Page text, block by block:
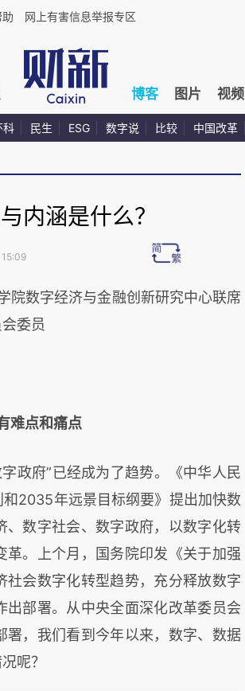
网上有害信息举报专区
博客 图片 视频
科 民生 ESG 数字说 比较 中国改革
内涵是什么？
院数字经济与金融创新研究中心联席
委员
难点和痛点
政府”已经成为了趋势。《中华人民
2035年远景目标纲要》提出加快数
数字社会、数字政府，以数字化转
。上个月，国务院印发《关于加强
会数字化转型趋势，充分释放数字
部署。从中央全面深化改革委员会
，我们看到今年以来，数字、数据
呢？